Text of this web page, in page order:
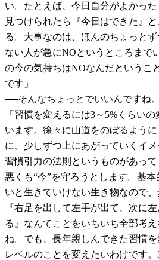
い。たとえば、今日自分がよかった
見つけられたら『今日はできた』
る。大事なのは、ほんのちょっと
ない人が急にNOというところまで
の今の気持ちはNOなんだというこ
です」
──そんなちょっとでいいんですね。
「習慣を変えるには3～5%くらい
います。徐々に山道をのぼるよう
に、少しずつ上にあがっていくイメ
習慣引力の法則というものがあっ
悪くも“今”を守ろうとします。基
いと生きていけない生き物なので
『右足を出して左手が出て、次に
る』なんてことをいちいち全部考
ね。でも、長年親しんできた習慣
レベルのことを変えたいわけです